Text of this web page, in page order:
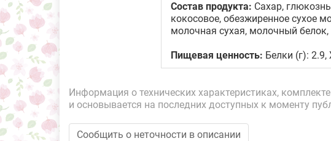
Состав продукта: Сахар,
кокосовое, обезжиренное сухое
молочная сухая, молочный
Пищевая ценность: Белки (г):
Информация о технических характеристиках,
и основывается на последних доступных к моменту
Сообщить о неточности в описании